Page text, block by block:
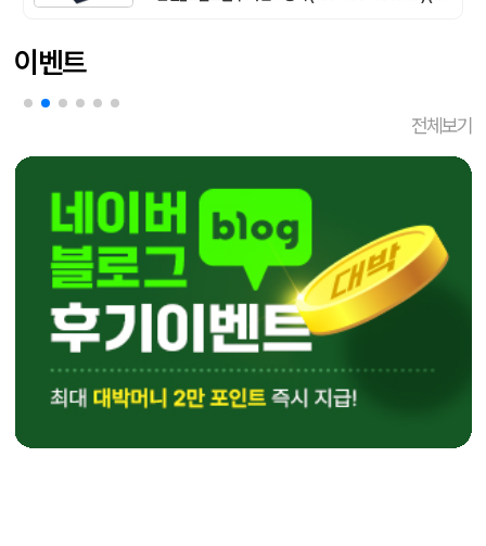
친절하게 안내해주셨고 배송도 생각보다 빨리왔어요^^
연말에 또 세종기프트에서 주문할예정입니다ㅎㅎ
이벤트
전체보기